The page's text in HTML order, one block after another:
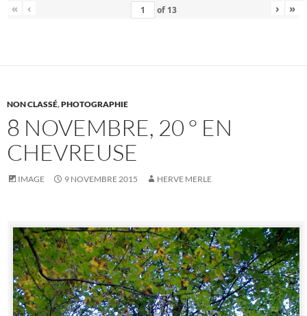
« ‹ of 13 › »
NON CLASSÉ,PHOTOGRAPHIE
8 NOVEMBRE, 20 ° EN
CHEVREUSE
IMAGE 9 NOVEMBRE 2015 HERVE MERLE